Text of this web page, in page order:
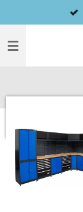
to
main